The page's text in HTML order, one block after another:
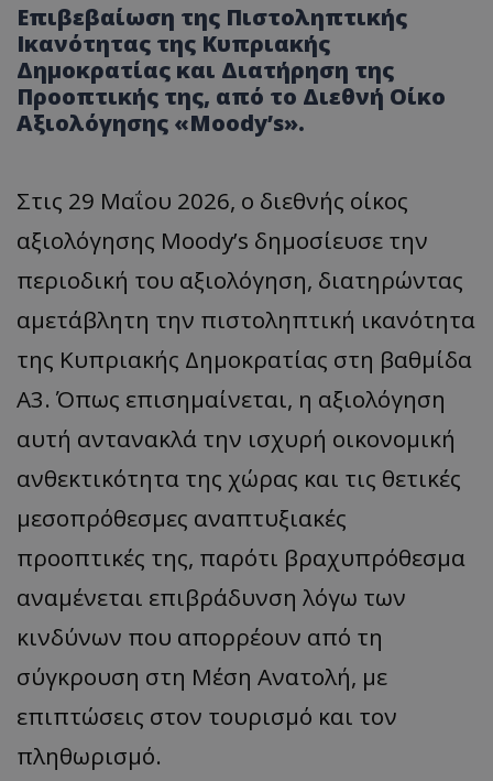
Επιβεβαίωση της Πιστοληπτικής
Ικανότητας της Κυπριακής
Δημοκρατίας και Διατήρηση της
Προοπτικής της, από το Διεθνή Οίκο
Αξιολόγησης «Moody’s».
Στις 29 Μαΐου 2026, ο διεθνής οίκος
αξιολόγησης Moody’s δημοσίευσε την
περιοδική του αξιολόγηση, διατηρώντας
αμετάβλητη την πιστοληπτική ικανότητα
της Κυπριακής Δημοκρατίας στη βαθμίδα
Α3. Όπως επισημαίνεται, η αξιολόγηση
αυτή αντανακλά την ισχυρή οικονομική
ανθεκτικότητα της χώρας και τις θετικές
μεσοπρόθεσμες αναπτυξιακές
προοπτικές της, παρότι βραχυπρόθεσμα
αναμένεται επιβράδυνση λόγω των
κινδύνων που απορρέουν από τη
σύγκρουση στη Μέση Ανατολή, με
επιπτώσεις στον τουρισμό και τον
πληθωρισμό.